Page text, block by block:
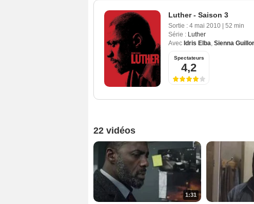
Luther - Saison 3
Sortie : 4 mai 2010
52 min
Série : Luther
Avec Idris Elba, Sienna
Spectateurs
4,2
22 vidéos
1:31